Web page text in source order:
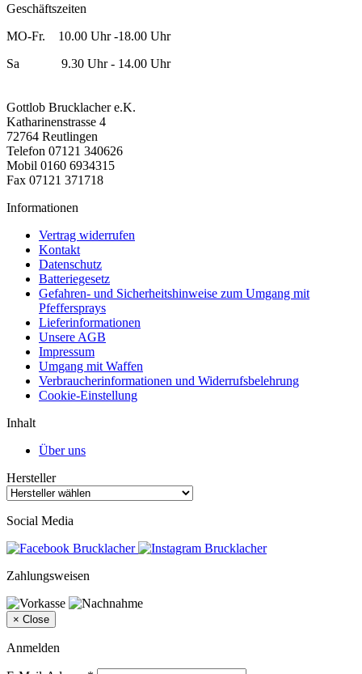
Geschäftszeiten
MO-Fr. 10.00 Uhr -18.00 Uhr
Sa 9.30 Uhr - 14.00 Uhr
Gottlob Brucklacher e.K.
Katharinenstrasse 4
72764 Reutlingen
Telefon 07121 340626
Mobil 0160 6934315
Fax 07121 371718
Informationen
Vertrag widerrufen
Kontakt
Datenschutz
Batteriegesetz
Gefahren- und Sicherheitshinweise zum Umgang mit
Pfeffersprays
Lieferinformationen
Unsere AGB
Impressum
Umgang mit Waffen
Verbraucherinformationen und Widerrufsbelehrung
Cookie-Einstellung
Inhalt
Über uns
Hersteller
Social Media
Zahlungsweisen
× Close
Anmelden